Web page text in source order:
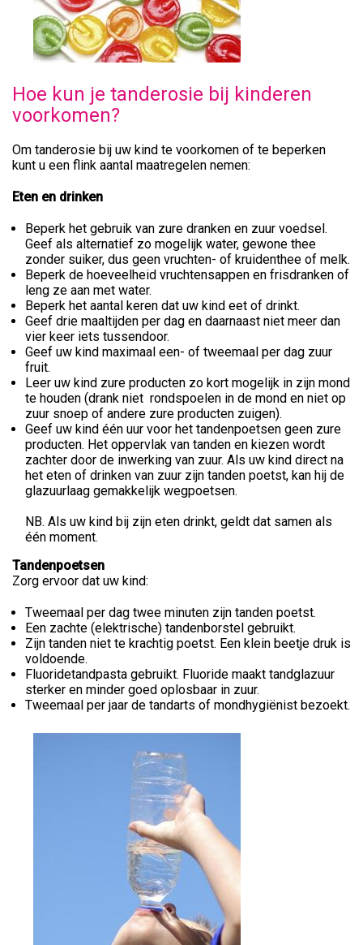
Hoe kun je tanderosie bij kinderen
voorkomen?
Om tanderosie bij uw kind te voorkomen of te beperken
kunt u een flink aantal maatregelen nemen:
Eten en drinken
Beperk het gebruik van zure dranken en zuur voedsel.
Geef als alternatief zo mogelijk water, gewone thee
zonder suiker, dus geen vruchten- of kruidenthee of melk.
Beperk de hoeveelheid vruchtensappen en frisdranken of
leng ze aan met water.
Beperk het aantal keren dat uw kind eet of drinkt.
Geef drie maaltijden per dag en daarnaast niet meer dan
vier keer iets tussendoor.
Geef uw kind maximaal een- of tweemaal per dag zuur
fruit.
Leer uw kind zure producten zo kort mogelijk in zijn mond
te houden (drank niet rondspoelen in de mond en niet op
zuur snoep of andere zure producten zuigen).
Geef uw kind één uur voor het tandenpoetsen geen zure
producten. Het oppervlak van tanden en kiezen wordt
zachter door de inwerking van zuur. Als uw kind direct na
het eten of drinken van zuur zijn tanden poetst, kan hij de
glazuurlaag gemakkelijk wegpoetsen.
NB. Als uw kind bij zijn eten drinkt, geldt dat samen als
één moment.
Tandenpoetsen
Zorg ervoor dat uw kind:
Tweemaal per dag twee minuten zijn tanden poetst.
Een zachte (elektrische) tandenborstel gebruikt.
Zijn tanden niet te krachtig poetst. Een klein beetje druk is
voldoende.
Fluoridetandpasta gebruikt. Fluoride maakt tandglazuur
sterker en minder goed oplosbaar in zuur.
Tweemaal per jaar de tandarts of mondhygiënist bezoekt.